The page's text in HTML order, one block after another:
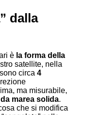
dalla
è la forma della
satellite, nella
circa 4
ma misurabile,
marea solida.
che si modifica